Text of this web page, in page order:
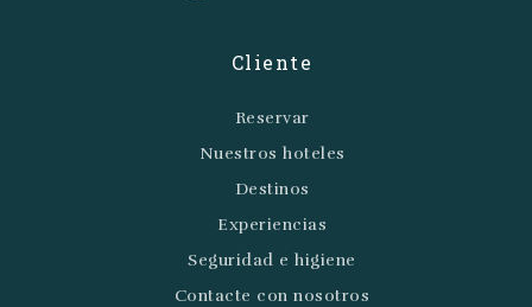
Cliente
Reservar
Nuestros hoteles
Destinos
Experiencias
Seguridad e higiene
Contacte con nosotros